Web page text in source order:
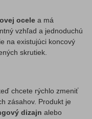
ocele a má
vzhľad a jednoduchú
na existujúci koncový
skrutiek.
chcete rýchlo zmeniť
zásahov. Produkt je
dizajn alebo